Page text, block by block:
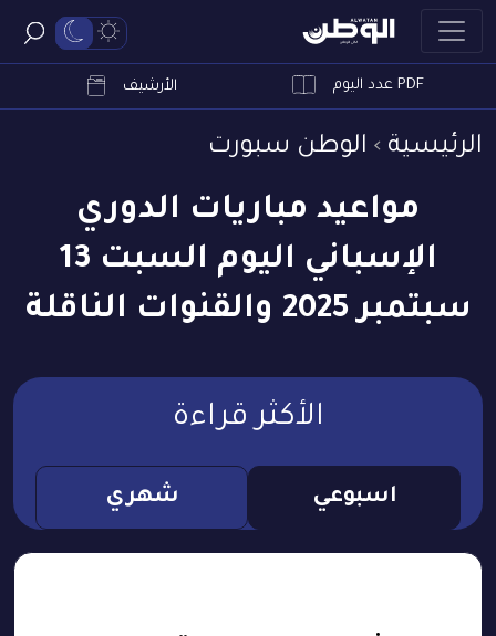
PDF عدد اليوم الأرشيف
الرئيسية الوطن سبورت
مواعيد مباريات الدوري
الإسباني اليوم السبت 13
سبتمبر 2025 والقنوات الناقلة
الأكثر قراءة
اسبوعي شهري